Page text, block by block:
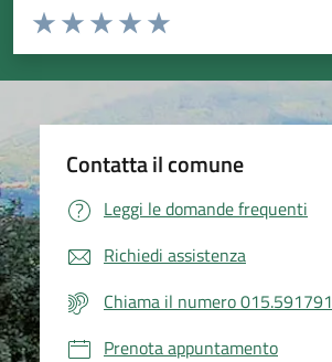
Valuta da 1 a 5 stelle la pagina
Valuta 5 stelle su 5
Valuta 4 stelle su 5
Valuta 3 stelle su 5
Valuta 2 stelle su 5
Valuta 1 stelle su 5
Contatta il comune
Leggi le domande frequenti
Richiedi assistenza
Chiama il numero 015.591791
Prenota appuntamento